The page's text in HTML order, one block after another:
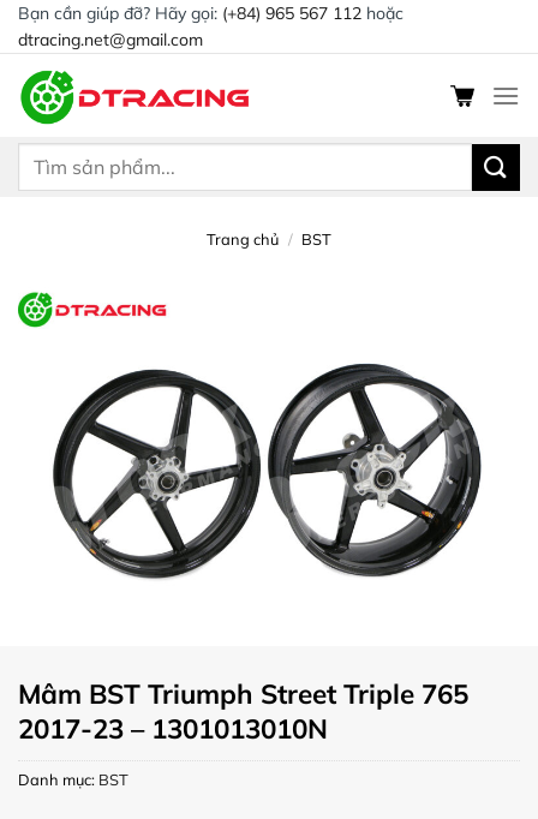
Chuyển
đến
dung
Bạn cần giúp đỡ? Hãy gọi: (+84) 965 567 112 hoặc
dtracing.net@gmail.com
Tìm
Trang chủ / BST
Mâm BST Triumph Street Triple 765
2017-23 – 1301013010N
Danh mục: BST